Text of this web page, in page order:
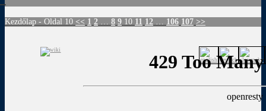
Kezdőlap - Oldal 10 << 1 2 8 9 10 11 12 106 107 >>